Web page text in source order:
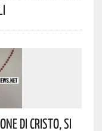
Di Cristo, Si